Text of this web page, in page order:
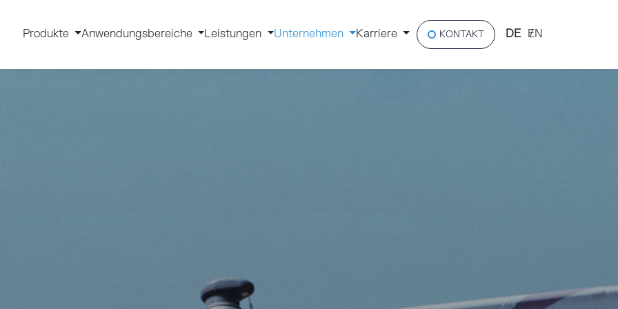
Produkte
Anwendungsbereiche Leistungen Unternehmen Karriere KONTAKT DE EN